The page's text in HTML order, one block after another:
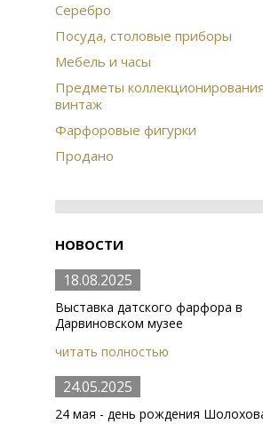
Серебро
Посуда, столовые приборы
Мебель и часы
Предметы
винтаж
Фарфоровые фигурки
Продано
НОВОСТИ
18.08.2025
Выставка датского фарфора в
Дарвиновском музее
читать полностью
24.05.2025
24 мая - день рождения